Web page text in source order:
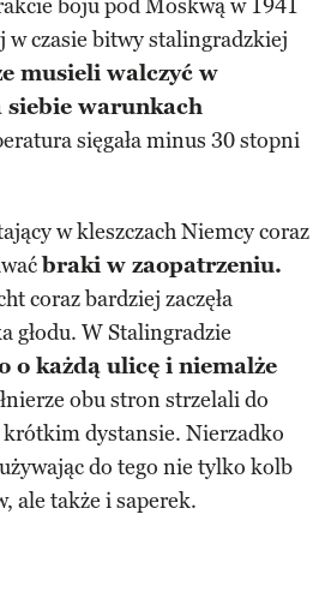
boju pod Moskwą w 1941
czasie bitwy stalingradzkiej
musieli walczyć w
warunkach
sięgała minus 30 stopni
w kleszczach Niemcy coraz
braki w zaopatrzeniu.
coraz bardziej zaczęła
głodu. W Stalingradzie
o każdą ulicę i niemalże
obu stron strzelali do
dystansie. Nierzadko
do tego nie tylko kolb
ale także i saperek.